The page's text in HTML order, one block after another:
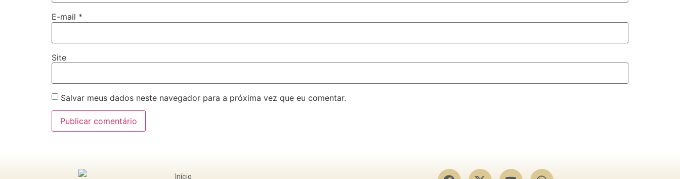
E-mail *
Site
Salvar meus dados neste navegador para a próxima vez que eu comentar.
Início